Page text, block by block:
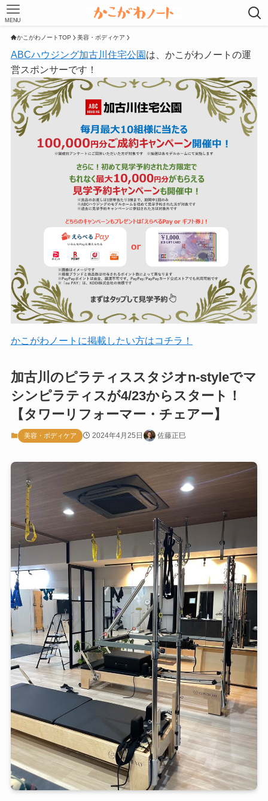
MENU
かこがわノートTOP 美容・ボディケア
ABCハウジング加古川住宅公園は、かこがわノートの運
営スポンサーです！
かこがわノートに掲載したい方はコチラ！
加古川のピラティススタジオn-styleでマ
シンピラティスが4/23からスタート！
【タワーリフォーマー・チェアー】
美容・ボディケア 2024年4月25日 佐藤正巳